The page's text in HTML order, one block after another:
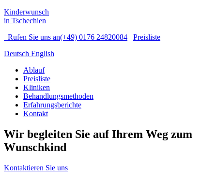
Kinderwunsch
in Tschechien
Rufen Sie uns an(+49) 0176 24820084
Preisliste
Deutsch English
Ablauf
Preisliste
Kliniken
Behandlungsmethoden
Erfahrungsberichte
Kontakt
Wir begleiten Sie auf Ihrem Weg zum
Wunschkind
Kontaktieren Sie uns